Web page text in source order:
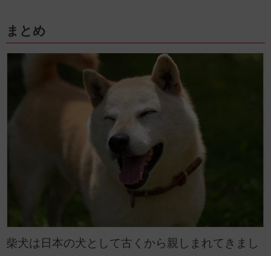
まとめ
柴犬は日本の犬として古くから親しまれてきまし